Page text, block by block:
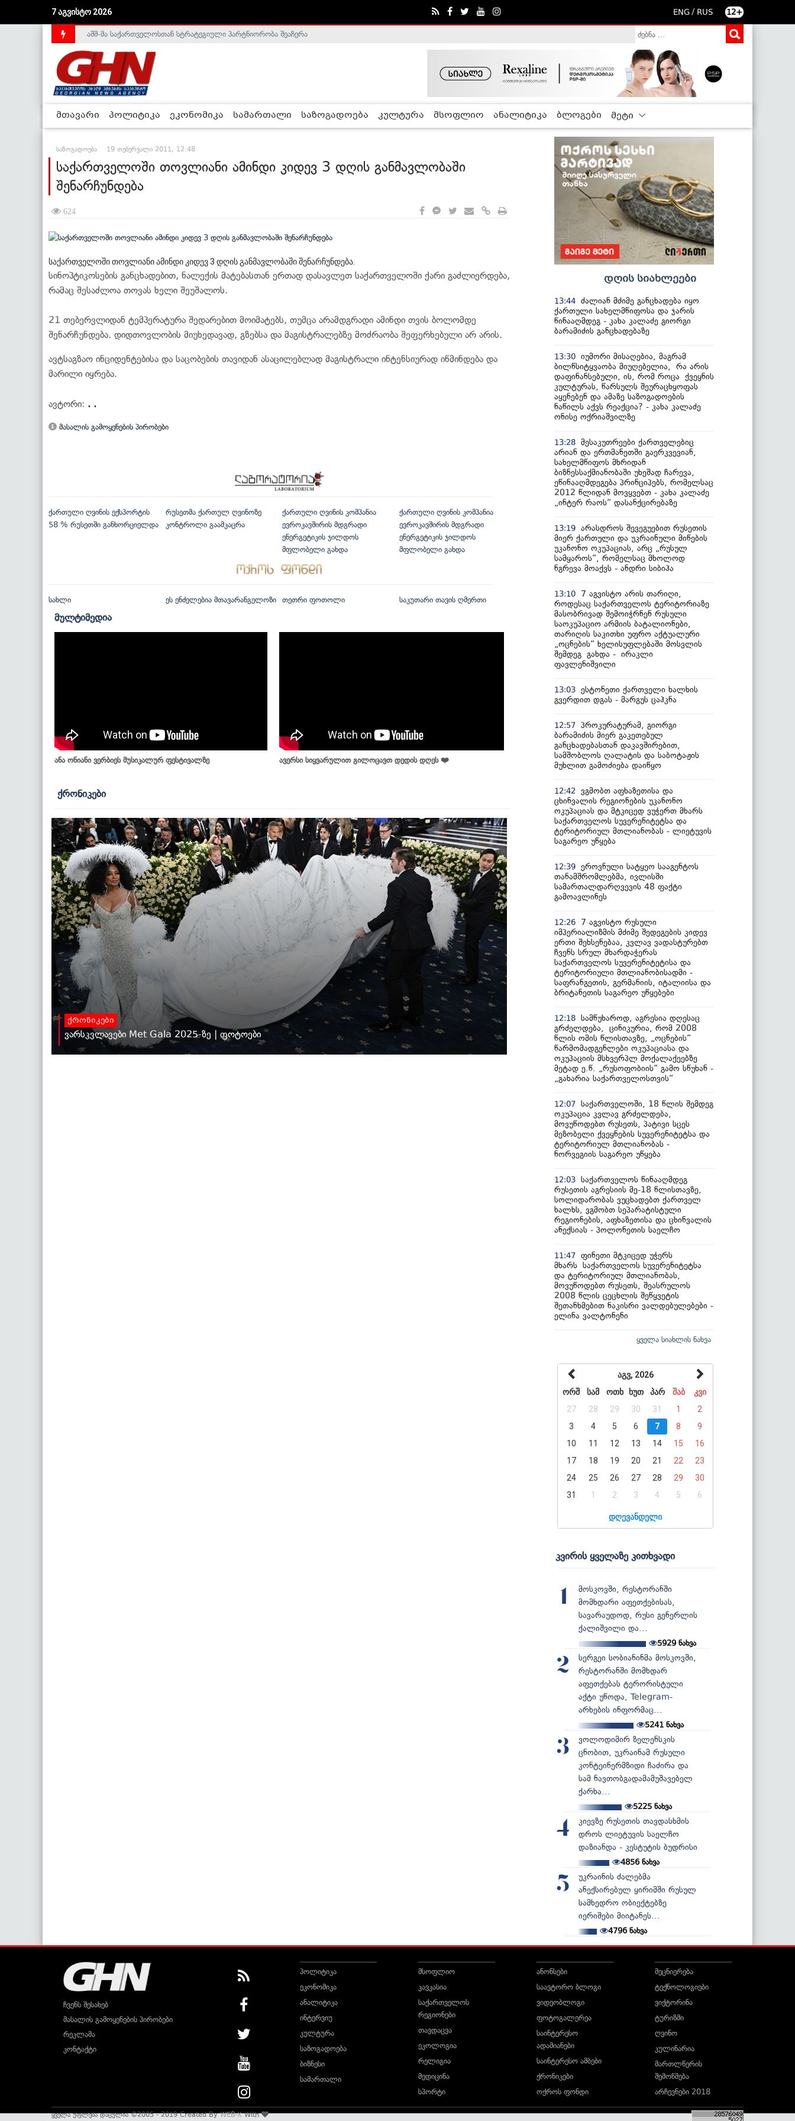
7 აგვისტო 2026 ENG / RUS 12+
საქართველოს დე-ფაქტო მთავრობა არალეგიტიმურია - ჰელსინკის კომისია
აშშ-მა საქართველოსთან სტრატეგიული პარტნიორობა შეაჩერა
მთავარი პოლიტიკა ეკონომიკა სამართალი საზოგადოება კულტურა მსოფლიო ანალიტიკა ბლოგები მეტი
საზოგადოება 19 თებერვალი 2011, 12:48
საქართველოში თოვლიანი ამინდი კიდევ 3 დღის განმავლობაში
შენარჩუნდება
624
საქართველოში თოვლიანი ამინდი კიდევ 3 დღის განმავლობაში შენარჩუნდება.
სინოპტიკოსების განცხადებით, ნალექის მატებასთან ერთად დასავლეთ საქართველოში ქარი გაძლიერდება,
რამაც შესაძლოა თოვას ხელი შეუშალოს.
21 თებერვლიდან ტემპერატურა შედარებით მოიმატებს, თუმცა არამდგრადი ამინდი თვის ბოლომდე
შენარჩუნდება. დიდთოვლობის მიუხედავად, გზებსა და მაგისტრალებზე მოძრაობა შეფერხებული არ არის.
ავტსაგზაო ინციდენტებისა და საცობების თავიდან ასაცილებლად მაგისტრალი ინტენსიურად იწმინდება და
მარილი იყრება.
ავტორი: . .
მასალის გამოყენების პირობები
ქართული ღვინის ექსპორტის
58 % რუსეთში განხორციელდა
რუსეთმა ქართულ ღვინოზე
კონტროლი გაამკაცრა
ქართული ღვინის კომპანია
ევროკავშირის მდგრადი
ენერგეტიკის ჯილდოს
მფლობელი გახდა
ქართული ღვინის კომპანია
ევროკავშირის მდგრადი
ენერგეტიკის ჯილდოს
მფლობელი გახდა
სახლი ეს ენძელებია მთავარანგელოზი თეთრი ფოთოლი საკუთარი თავის ღმერთი
მულტიმედია
ანა ონიანი ვერბიეს მუსიკალურ ფესტივალზე ავერსი სიყვარულით გილოცავთ დედის დღეს ❤️
ქრონიკები
ქრონიკები
ვარსკვლავები Met Gala 2025-ზე | ფოტოები
დღის სიახლეები
13:44 ძალიან მძიმე განცხადება იყო
ქართული სახელმწიფოსა და ჯარის
წინააღმდეგ - კახა კალაძე გიორგი
ბარამიძის განცხადებაზე
13:30 იუმორი მისაღებია, მაგრამ
ბილწსიტყვაობა მიუღებელია, რა არის
დაფინანსებული, ის, რომ როცა ქვეყნის
კულტურას, წარსულს შეურაცხყოფას
აყენებენ და ამაზე საზოგადოების
ნაწილს აქვს რეაქცია? - კახა კალაძე
ონისე ოქრიაშვილზე
13:28 მესაკუთრეები ქართველებიც
არიან და ერთმანეთში გაერკვევიან,
სახელმწიფოს მხრიდან
ბიზნესსაქმიანობაში უხეშად ჩარევა,
ეწინააღმდეგება პრინციპებს, რომელსაც
2012 წლიდან მოვყვებთ - კახა კალაძე
„ინტერ რაოს“ დასანქცირებაზე
13:19 არასდროს შევეგუებით რუსეთის
მიერ ქართული და უკრაინული მიწების
უკანონო ოკუპაციას, არც „რუსულ
სამყაროს“, რომელსაც მხოლოდ
ნგრევა მოაქვს - ანდრი სიბიჰა
13:10
7 აგვისტო არის თარიღი,
როდესაც საქართველოს ტერიტორიაზე
მასობრივად შემოიჭრნენ რუსული
საოკუპაციო არმიის ბატალიონები,
თარიღის საკითხი უფრო აქტუალური
„ოცნების“ ხელისუფლებაში მოსვლის
შემდეგ გახდა - ირაკლი
ფავლენიშვილი
13:03 ესტონეთი ქართველი ხალხის
გვერდით დგას - მარგუს ცაჰკნა
12:57 პროკურატურამ, გიორგი
ბარამიძის მიერ გაკეთებულ
განცხადებასთან დაკავშირებით,
სამშობლოს ღალატის და საბოტაჟის
მუხლით გამოძიება დაიწყო
12:42
ვგმობთ აფხაზეთისა და
ცხინვალის რეგიონების უკანონო
ოკუპაციას და მტკიცედ ვუჭერთ მხარს
საქართველოს სუვერენიტეტსა და
ტერიტორიულ მთლიანობას - ლიეტუვის
საგარეო უწყება
12:39 ეროვნული სატყეო სააგენტოს
თანამშრომლებმა, ივლისში
სამართალდარღვევის 48 ფაქტი
გამოავლინეს
12:26
7 აგვისტო რუსული
იმპერიალიზმის მძიმე შედეგების კიდევ
ერთი შეხსენებაა, კვლავ ვადასტურებთ
ჩვენს სრულ მხარდაჭერას
საქართველოს სუვერენიტეტისა და
ტერიტორიული მთლიანობისადმი -
საფრანგეთის, გერმანიის, იტალიისა და
ბრიტანეთის საგარეო უწყებები
12:18 სამწუხაროდ, აგრესია დღესაც
გრძელდება, ცინიკურია, რომ 2008
წლის ომის წლისთავზე, „ოცნების“
წარმომადგენლები ოკუპაციასა და
ოკუპაციის მსხვერპლ მოქალაქეებზე
მეტად ე.წ. „რუსოფობიის“ გამო სწუხან -
„გახარია საქართველოსთვის“
12:07 საქართველოში, 18 წლის შემდეგ
ოკუპაცია კვლავ გრძელდება,
მოვუწოდებთ რუსეთს, პატივი სცეს
მეზობელი ქვეყნების სუვერენიტეტსა და
ტერიტორიულ მთლიანობას -
ნორვეგიის საგარეო უწყება
12:03 საქართველოს წინააღმდეგ
რუსეთის აგრესიის მე-18 წლისთავზე,
სოლიდარობას ვუცხადებთ ქართველ
ხალხს, ვგმობთ სეპარატისტული
რეგიონების, აფხაზეთისა და ცხინვალის
ანექსიას - პოლონეთის საელჩო
11:47 ფინეთი მტკიცედ უჭერს
მხარს საქართველოს სუვერენიტეტსა
და ტერიტორიულ მთლიანობას,
მოვუწოდებთ რუსეთს, შეასრულოს
2008 წლის ცეცხლის შეწყვეტის
შეთანხმებით ნაკისრი ვალდებულებები -
ელინა ვალტონენი
ყველა სიახლის ნახვა
აგვ, 2026
ორშ
სამ ოთხ ხუთ პარ შაბ
კვი
27
28 29 30 31 1
2
3
4 5 6 7 8
9
10
11 12 13 14 15
16
17
18 19 20 21 22
23
24
25 26 27 28 29
30
31
1 2 3 4 5 6
დღევანდელი
კვირის ყველაზე კითხვადი
1
მოსკოვში, რესტორანში
მომხდარი აფეთქებისას,
სავარაუდოდ, რუსი გენერლის
ქალიშვილი და...
5929 ნახვა
2
სერგეი სობიანინმა მოსკოვში,
რესტორანში მომხდარ
აფეთქებას ტერორისტული
აქტი უწოდა, Telegram-
არხების ინფორმაც...
5241 ნახვა
3
ვოლოდიმირ ზელენსკის
ცნობით, უკრაინამ რუსული
კონტეინერმზიდი ჩაძირა და
სამ ნავთობგადამამუშავებელ
ქარხა...
5225ნახვა
4
კიევზე რუსეთის თავდასხმის
დროს ლიეტუვის საელჩო
დაზიანდა - კესტუტის ბუდრისი
4856ნახვა
5
უკრაინის ძალებმა
ანექსირებულ ყირიმში რუსულ
სამხედრო ობიექტებზე
იერიშები მიიტანეს...
4796ნახვა
ჩვენს შესახებ
მასალის გამოყენების პირობები
რეკლამა
კონტაქტი
პოლიტიკა
ეკონომიკა
ანალიტიკა
ინტერვიუ
კულტურა
საზოგადოება
ბიზნესი
სამართალი
მსოფლიო
კავკასია
საქართველოს
რეგიონები
თავდაცვა
ეკოლოგია
რელიგია
მედიცინა
სპორტი
ანონსები
საავტორო ბლოგი
ვიდეობლოგი
ფოტოგალერეა
საინტერესო
ადამიანები
საინტერესო ამბები
ქრონიკები
ოქროს ფონდი
მეცნიერება
ტექნოლოგიები
ვიქტორინა
ტურიზმი
ღვინო
კულინარია
მართლწერის
შემოწმება
არჩევნები 2018
ყველა უფლება დაცულია ©2005 - 2019 Created ByWEB-XWith